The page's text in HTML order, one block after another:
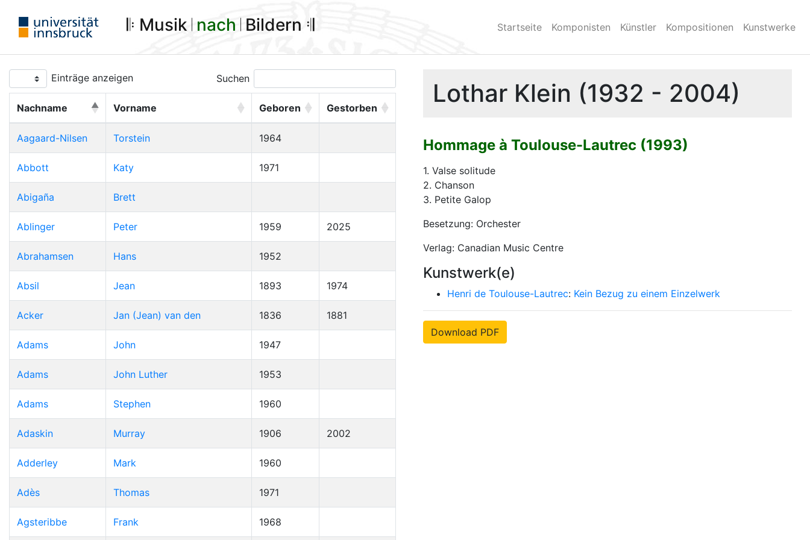
𝄆 Musik 𝄀 nach 𝄀 Bildern 𝄇 Startseite Komponisten Künstler Kompositionen Kunstwerke
Einträge anzeigen Suchen
Nachname Vorname Geboren Gestorben
Aagaard-Nilsen Torstein 1964
Abbott Katy 1971
Abigaña Brett
Ablinger Peter 1959 2025
Abrahamsen Hans 1952
Absil Jean 1893 1974
Acker Jan (Jean) van den 1836 1881
Adams John 1947
Adams John Luther 1953
Adams Stephen 1960
Adaskin Murray 1906 2002
Adderley Mark 1960
Adès Thomas 1971
Agsteribbe Frank 1968
Lothar Klein (1932 - 2004)
Hommage à Toulouse-Lautrec (1993)
1. Valse solitude
2. Chanson
3. Petite Galop
Besetzung: Orchester
Verlag: Canadian Music Centre
Kunstwerk(e)
Henri de Toulouse-Lautrec: Kein Bezug zu einem Einzelwerk
Download PDF